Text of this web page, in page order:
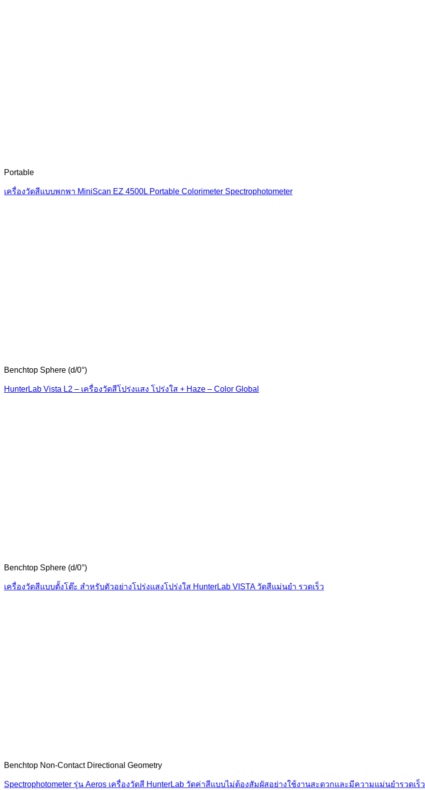
Portable
เครื่องวัดสีแบบพกพา MiniScan EZ 4500L Portable Colorimeter Spectrophotometer
Benchtop Sphere (d/0°)
HunterLab Vista L2 – เครื่องวัดสีโปร่งแสง โปร่งใส + Haze – Color Global
Benchtop Sphere (d/0°)
เครื่องวัดสีแบบตั้งโต๊ะ สำหรับตัวอย่างโปร่งแสงโปร่งใส HunterLab VISTA วัดสีแม่นยำ รวดเร็ว
Benchtop Non-Contact Directional Geometry
Spectrophotometer รุ่น Aeros เครื่องวัดสี HunterLab วัดค่าสีแบบไม่ต้องสัมผัสอย่างใช้งานสะดวกและมีความแม่นยำรวดเร็ว